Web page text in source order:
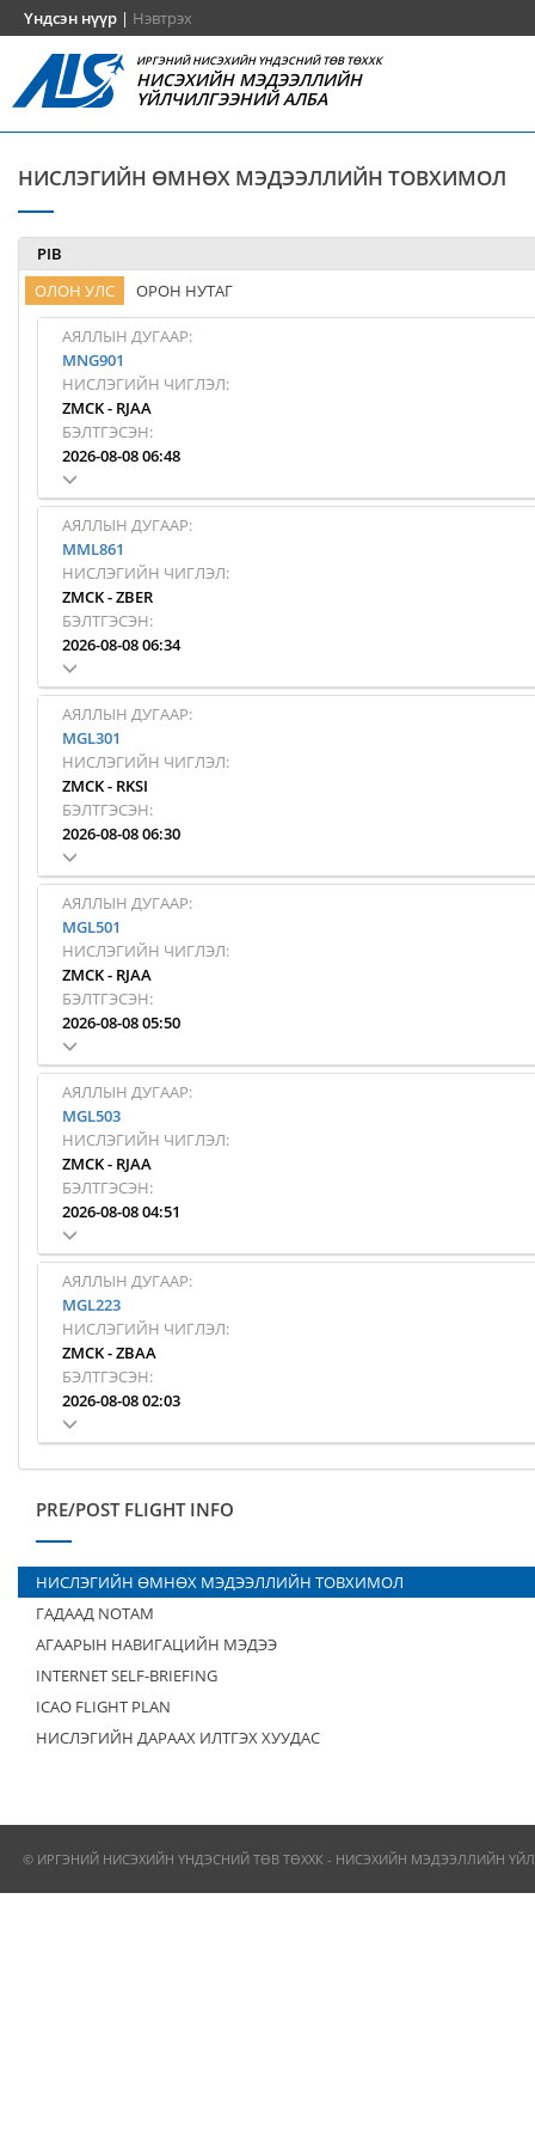
Үндсэн нүүр | Нэвтрэх
ИРГЭНИЙ НИСЭХИЙН ҮНДЭСНИЙ ТӨВ ТӨХХК
НИСЭХИЙН МЭДЭЭЛЛИЙН
ҮЙЛЧИЛГЭЭНИЙ АЛБА
НИСЛЭГИЙН ӨМНӨХ МЭДЭЭЛЛИЙН ТОВХИМОЛ
PIB
ОЛОН УЛС
ОРОН НУТАГ
АЯЛЛЫН ДУГААР:
MNG901
НИСЛЭГИЙН ЧИГЛЭЛ:
ZMCK- RJAA
БЭЛТГЭСЭН:
2026-08-08 06:48
АЯЛЛЫН ДУГААР:
MML861
НИСЛЭГИЙН ЧИГЛЭЛ:
ZMCK-ZBER
БЭЛТГЭСЭН:
2026-08-08 06:34
АЯЛЛЫН ДУГААР:
MGL301
НИСЛЭГИЙН ЧИГЛЭЛ:
ZMCK- RKSI
БЭЛТГЭСЭН:
2026-08-08 06:30
АЯЛЛЫН ДУГААР:
MGL501
НИСЛЭГИЙН ЧИГЛЭЛ:
ZMCK- RJAA
БЭЛТГЭСЭН:
2026-08-08 05:50
АЯЛЛЫН ДУГААР:
MGL503
НИСЛЭГИЙН ЧИГЛЭЛ:
ZMCK- RJAA
БЭЛТГЭСЭН:
2026-08-08 04:51
АЯЛЛЫН ДУГААР:
MGL223
НИСЛЭГИЙН ЧИГЛЭЛ:
ZMCK-ZBAA
БЭЛТГЭСЭН:
2026-08-08 02:03
PRE/POST FLIGHT INFO
НИСЛЭГИЙН ӨМНӨХ МЭДЭЭЛЛИЙН ТОВХИМОЛ
ГАДААД NOTAM
АГААРЫН НАВИГАЦИЙН МЭДЭЭ
INTERNET SELF-BRIEFING
ICAO FLIGHT PLAN
НИСЛЭГИЙН ДАРААХ ИЛТГЭХ ХУУДАС
© ИРГЭНИЙ НИСЭХИЙН ҮНДЭСНИЙ ТӨВ ТӨХХК - НИСЭХИЙН МЭДЭЭЛЛИЙН